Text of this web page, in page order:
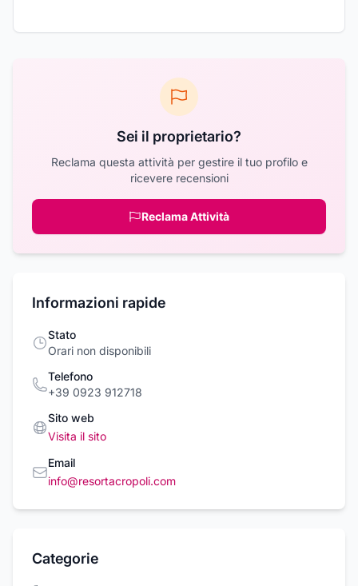
Sei il proprietario?
Reclama questa attività per gestire il tuo profilo e
ricevere recensioni
Reclama Attività
Informazioni rapide
Stato
Orari non disponibili
Telefono
+39 0923 912718
Sito web
Visita il sito
Email
info@resortacropoli.com
Categorie